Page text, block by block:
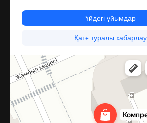
Компрессор
Запчасти и аксессуары для бытовой